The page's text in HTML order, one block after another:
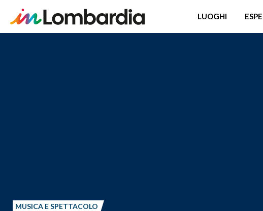
LUOGHI
MUSICA E SPETTACOLO